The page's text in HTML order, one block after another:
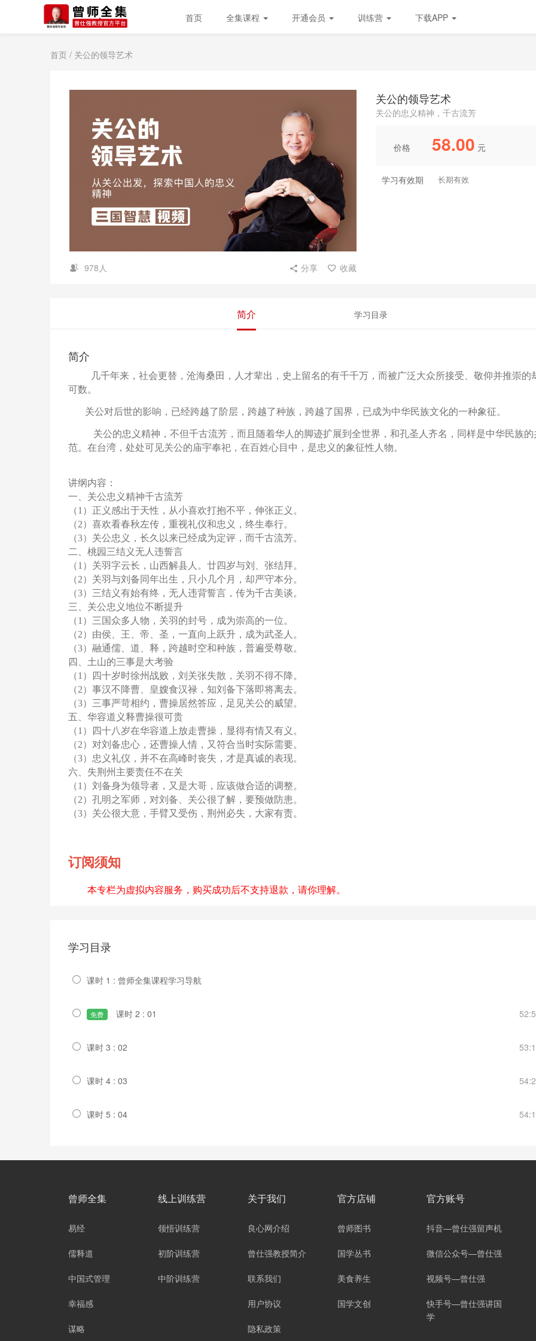
首页 全集课程 开通会员 训练营 下载APP
首页 / 关公的领导艺术
978人 分享 收藏
关公的领导艺术
关公的忠义精神，千古流芳
价格 58.00 元
学习有效期 长期有效
简介 学习目录
简介
几千年来，社会更替，沧海桑田，人才辈出，史上留名的有千千万，而被广泛大众所接受、敬仰并推崇的
可数。
关公对后世的影响，已经跨越了阶层，跨越了种族，跨越了国界，已成为中华民族文化的一种象征。
关公的忠义精神，不但千古流芳，而且随着华人的脚迹扩展到全世界，和孔圣人齐名，同样是中华民族的
范。在台湾，处处可见关公的庙宇奉祀，在百姓心目中，是忠义的象征性人物。
讲纲内容：
一、关公忠义精神千古流芳
（1）正义感出于天性，从小喜欢打抱不平，伸张正义。
（2）喜欢看春秋左传，重视礼仪和忠义，终生奉行。
（3）关公忠义，长久以来已经成为定评，而千古流芳。
二、桃园三结义无人违誓言
（1）关羽字云长，山西解县人。廿四岁与刘、张结拜。
（2）关羽与刘备同年出生，只小几个月，却严守本分。
（3）三结义有始有终，无人违背誓言，传为千古美谈。
三、关公忠义地位不断提升
（1）三国众多人物，关羽的封号，成为崇高的一位。
（2）由侯、王、帝、圣，一直向上跃升，成为武圣人。
（3）融通儒、道、释，跨越时空和种族，普遍受尊敬。
四、土山的三事是大考验
（1）四十岁时徐州战败，刘关张失散，关羽不得不降。
（2）事汉不降曹、皇嫂食汉禄，知刘备下落即将离去。
（3）三事严苛相约，曹操居然答应，足见关公的威望。
五、华容道义释曹操很可贵
（1）四十八岁在华容道上放走曹操，显得有情又有义。
（2）对刘备忠心，还曹操人情，又符合当时实际需要。
（3）忠义礼仪，并不在高峰时丧失，才是真诚的表现。
六、失荆州主要责任不在关
（1）刘备身为领导者，又是大哥，应该做合适的调整。
（2）孔明之军师，对刘备、关公很了解，要预做防患。
（3）关公很大意，手臂又受伤，荆州必失，大家有责。
订阅须知
本专栏为虚拟内容服务，购买成功后不支持退款，请你理解。
学习目录
课时 1 : 曾师全集课程学习导航
免费 课时 2 : 01
课时 3 : 02
课时 4 : 03
课时 5 : 04
曾师全集
易经
儒释道
中国式管理
幸福感
谋略
线上训练营
领悟训练营
初阶训练营
中阶训练营
关于我们
良心网介绍
曾仕强教授简介
联系我们
用户协议
隐私政策
官方店铺
曾师图书
国学丛书
美食养生
国学文创
官方账号
抖音—曾仕强留声机
微信公众号—曾仕强
视频号—曾仕强
快手号—曾仕强讲国
学